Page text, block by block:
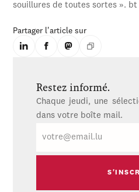
souillures de toutes sortes ». bt
Partager l'article sur
Restez informé.
Chaque jeudi, une
dans votre boîte mail.
mail